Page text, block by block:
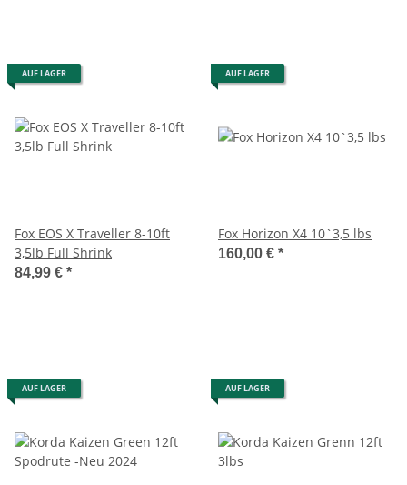
AUF LAGER
Fox EOS X Traveller 8-10ft
3,5lb Full Shrink
84,99 € *
AUF LAGER
Fox Horizon X4 10`3,5 lbs
160,00 € *
AUF LAGER AUF LAGER